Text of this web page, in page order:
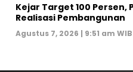
Kejar Target 100 Persen,
Realisasi Pembangunan
Agustus 7, 2026 | 9:51 am WIB